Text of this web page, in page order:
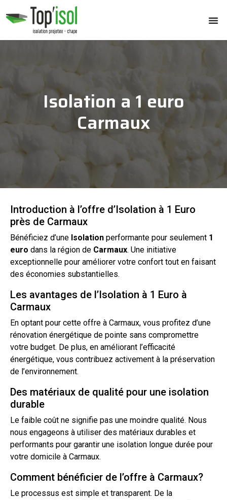
Isolation a 1 euro
Carmaux
Introduction à l’offre d’Isolation à 1 Euro
près de Carmaux
Bénéficiez d’une Isolation performante pour seulement 1
euro dans la région de Carmaux. Une initiative
exceptionnelle pour améliorer votre confort tout en faisant
des économies substantielles.
Les avantages de l’Isolation à 1 Euro à
Carmaux
En optant pour cette offre à Carmaux, vous profitez d’une
rénovation énergétique de pointe sans compromettre
votre budget. De plus, en améliorant l’efficacité
énergétique, vous contribuez activement à la préservation
de l’environnement.
Des matériaux de qualité pour une isolation
durable
Le faible coût ne signifie pas une moindre qualité. Nous
nous engageons à utiliser des matériaux durables et
performants pour garantir une isolation longue durée pour
votre domicile à Carmaux.
Comment bénéficier de l’offre à Carmaux?
Le processus est simple et transparent. De la